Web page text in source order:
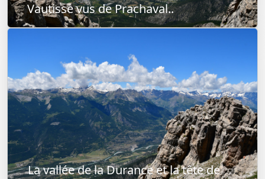
Vautisse vus de Prachaval..
La vallée de la Durance et la tête de